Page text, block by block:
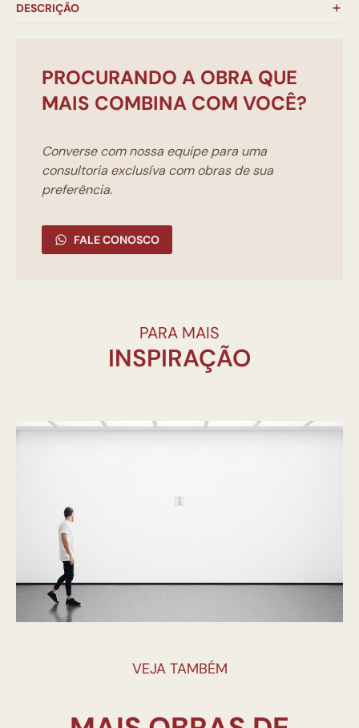
DESCRIÇÃO
PROCURANDO A OBRA QUE
MAIS COMBINA COM VOCÊ?
Converse com nossa equipe para uma
consultoria exclusíva com obras de sua
preferência.
FALE CONOSCO
PARA MAIS
INSPIRAÇÃO
VEJA TAMBÉM